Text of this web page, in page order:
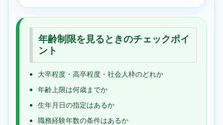
年齢制限を見るときのチェックポイ
ント
大卒程度・高卒程度・社会人枠のどれか
年齢上限は何歳までか
生年月日の指定はあるか
職務経験年数の条件はあるか